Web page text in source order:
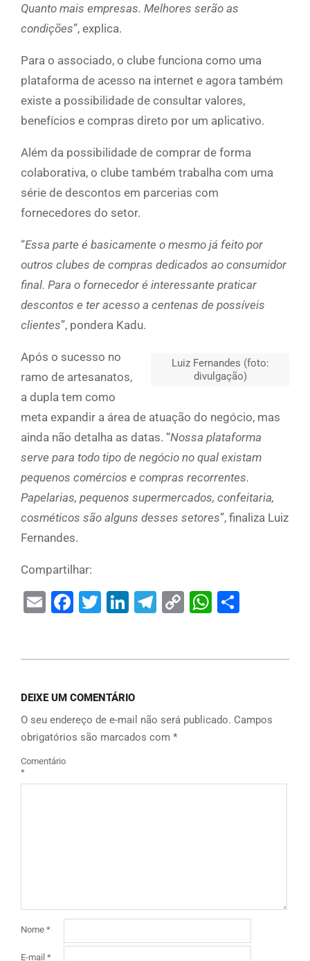
Quanto mais empresas. Melhores serão as
condições”, explica.
Para o associado, o clube funciona como uma
plataforma de acesso na internet e agora também
existe a possibilidade de consultar valores,
benefícios e compras direto por um aplicativo.
Além da possibilidade de comprar de forma
colaborativa, o clube também trabalha com uma
série de descontos em parcerias com
fornecedores do setor.
“Essa parte é basicamente o mesmo já feito por
outros clubes de compras dedicados ao consumidor
final. Para o fornecedor é interessante praticar
descontos e ter acesso a centenas de possíveis
clientes”, pondera Kadu.
Luiz Fernandes (foto:
divulgação)
Após o sucesso no
ramo de artesanatos,
a dupla tem como
meta expandir a área de atuação do negócio, mas
ainda não detalha as datas. “Nossa plataforma
serve para todo tipo de negócio no qual existam
pequenos comércios e compras recorrentes.
Papelarias, pequenos supermercados, confeitaria,
cosméticos são alguns desses setores”, finaliza Luiz
Fernandes.
Compartilhar:
EmailFacebook
Twitter
LinkedIn
Telegram
Copy
DEIXE UM COMENTÁRIO
O seu endereço de e-mail não será publicado. Campos
obrigatórios são marcados com *
Comentário
*
Nome *
E-mail *